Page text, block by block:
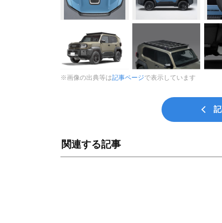
※画像の出典等は記事ページで表示しています
関連する記事